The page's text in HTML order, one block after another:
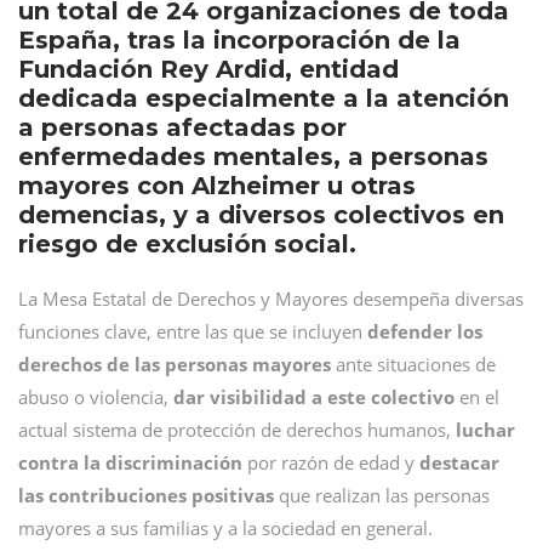
un total de 24 organizaciones de toda
España, tras la incorporación de la
Fundación Rey Ardid, entidad
dedicada especialmente a la atención
a personas afectadas por
enfermedades mentales, a personas
mayores con Alzheimer u otras
demencias, y a diversos colectivos en
riesgo de exclusión social.
La Mesa Estatal de Derechos y Mayores desempeña diversas
funciones clave, entre las que se incluyen defender los
derechos de las personas mayores ante situaciones de
abuso o violencia, dar visibilidad a este colectivo en el
actual sistema de protección de derechos humanos, luchar
contra la discriminación por razón de edad y destacar
las contribuciones positivas que realizan las personas
mayores a sus familias y a la sociedad en general.